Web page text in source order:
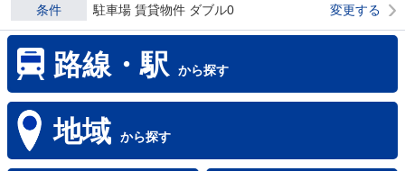
条件 駐車場 賃貸物件 ダブル0 変更する
路線・駅 から探す
地域 から探す